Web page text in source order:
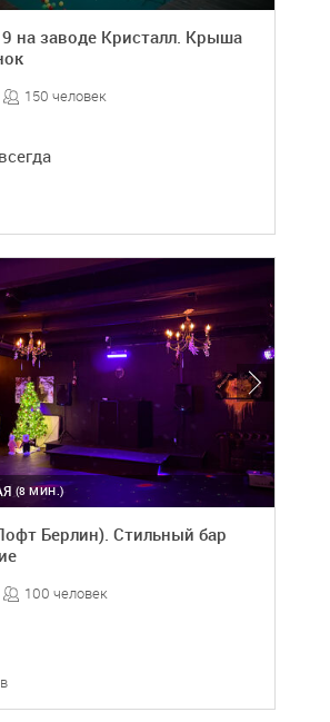
на заводе Кристалл. Крыша
150 человек
(8 МИН.)
Берлин). Стильный бар
100 человек